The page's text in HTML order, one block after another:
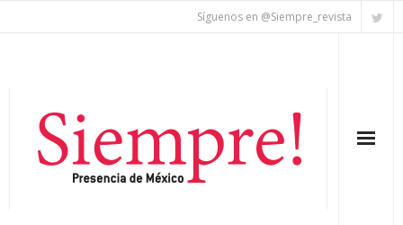
Síguenos en @Siempre_revista